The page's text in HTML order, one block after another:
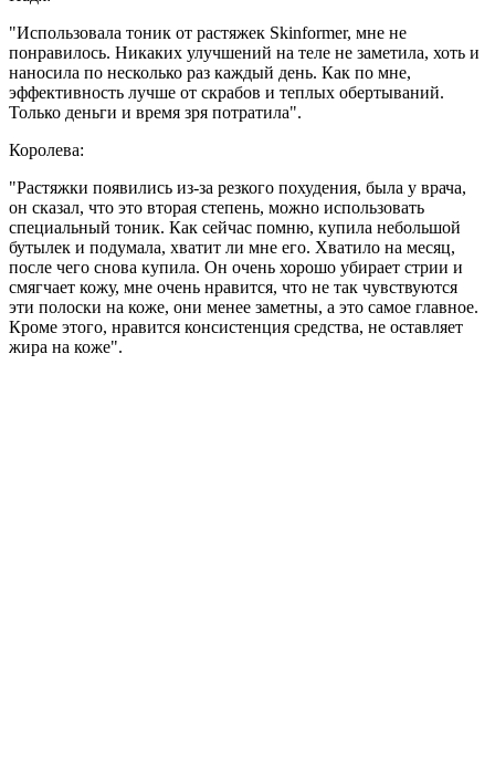
"Использовала тоник от растяжек Skinformer, мне не
понравилось. Никаких улучшений на теле не заметила, хоть и
наносила по несколько раз каждый день. Как по мне,
эффективность лучше от скрабов и теплых обертываний.
Только деньги и время зря потратила".
Королева:
"Растяжки появились из-за резкого похудения, была у врача,
он сказал, что это вторая степень, можно использовать
специальный тоник. Как сейчас помню, купила небольшой
бутылек и подумала, хватит ли мне его. Хватило на месяц,
после чего снова купила. Он очень хорошо убирает стрии и
смягчает кожу, мне очень нравится, что не так чувствуются
эти полоски на коже, они менее заметны, а это самое главное.
Кроме этого, нравится консистенция средства, не оставляет
жира на коже".